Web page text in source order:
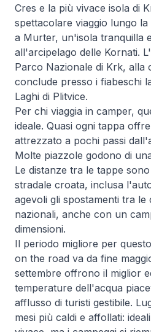
Cres e la più vivace isola di
spettacolare viaggio lungo
a Murter, un'isola tranquilla
all'arcipelago delle Kornati.
Parco Nazionale di Krk, alla
conclude presso i fiabeschi
Laghi di Plitvice.
Per chi viaggia in camper,
ideale. Quasi ogni tappa
attrezzato a pochi passi
Molte piazzole godono di
Le distanze tra le tappe
stradale croata, inclusa
agevoli gli spostamenti tra le
nazionali, anche con un
dimensioni.
Il periodo migliore per
on the road va da fine
settembre offrono il miglior
temperature dell'acqua
afflusso di turisti gestibile.
mesi più caldi e affollati: